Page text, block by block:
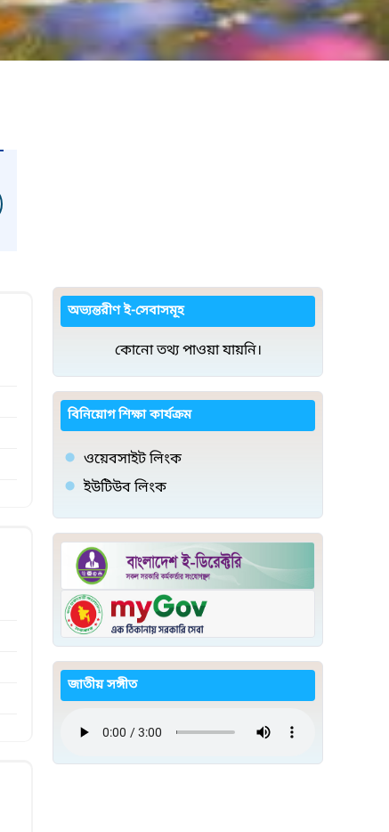
অভ্যন্তরীণ ই-সেবাসমূহ
কোনো তথ্য পাওয়া যায়নি।
বিনিয়োগ শিক্ষা কার্যক্রম
ওয়েবসাইট লিংক
ইউটিউব লিংক
জাতীয় সঙ্গীত